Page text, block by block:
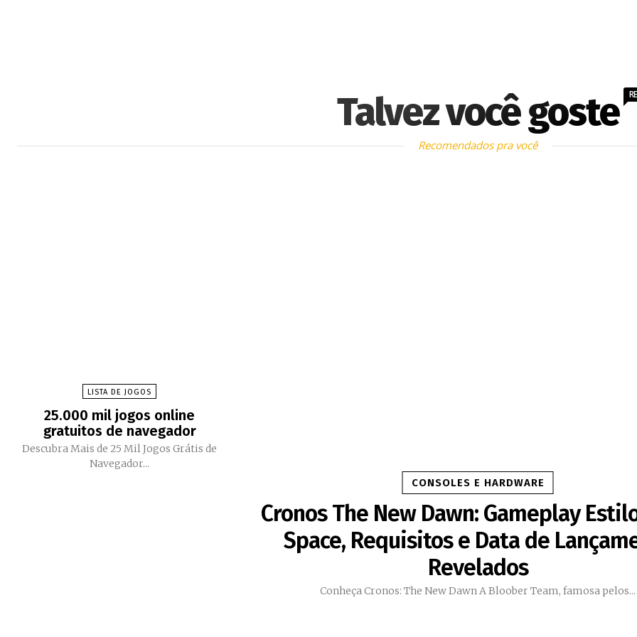
Talvez você goste
Recomendados pra você
LISTA DE JOGOS
25.000 mil jogos online
gratuitos de navegador
Descubra Mais de 25 Mil Jogos Grátis de
Navegador...
CONSOLES E HARDWARE
Cronos The New Dawn: Gameplay
Space, Requisitos e Data de
Revelados
Conheça Cronos: The New Dawn A Bloober Team, famosa pelos...